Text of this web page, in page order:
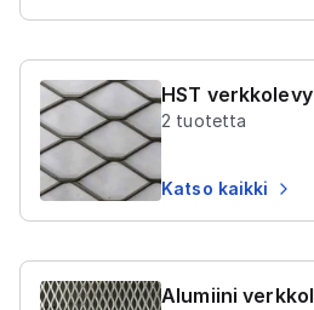
HST
2 tuotetta
Katso kaikki
Alumiini